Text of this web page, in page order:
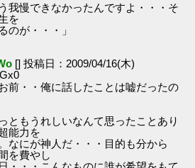
我慢できなかったんですよ・・・そ
を
のが・・・」
[] 投稿日：2009/04/16(木)
前・・俺に話したことは嘘だったの
ともうれしいなんて思ったことあり
能力を
なにが神人だ・・・目的も分から
を費やし